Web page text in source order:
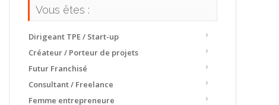
Vous êtes :
Dirigeant TPE / Start-up
Créateur / Porteur de projets
Futur Franchisé
Consultant / Freelance
Femme entrepreneure